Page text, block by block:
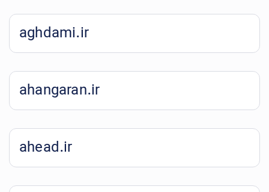
aghdami.ir
ahangaran.ir
ahead.ir